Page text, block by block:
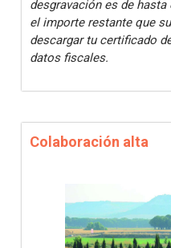
desgravación es de hasta
el importe restante que
descargar tu certificado
datos fiscales.
Colaboración alta